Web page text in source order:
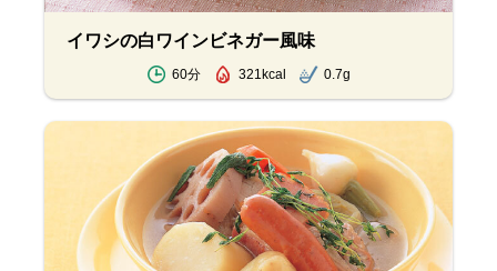
イワシの白ワインビネガー風味
60分 321kcal 0.7g